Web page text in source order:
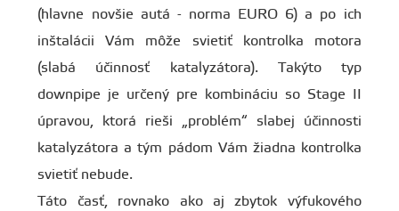
(hlavne novšie autá - norma EURO 6) a po ich
inštalácii Vám môže svietiť kontrolka motora
(slabá účinnosť katalyzátora). Takýto typ
downpipe je určený pre kombináciu so Stage II
úpravou, ktorá rieši „problém“ slabej účinnosti
katalyzátora a tým pádom Vám žiadna kontrolka
svietiť nebude.
Táto časť, rovnako ako aj zbytok výfukového